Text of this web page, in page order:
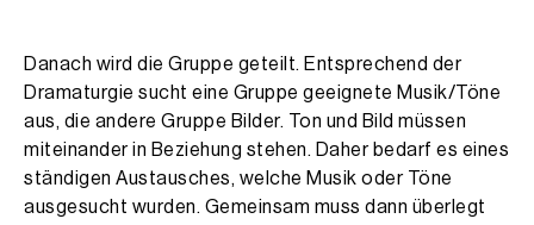
Danach wird die Gruppe geteilt. Entsprechend der
Dramaturgie sucht eine Gruppe geeignete Musik/Töne
aus, die andere Gruppe Bilder. Ton und Bild müssen
miteinander in Beziehung stehen. Daher bedarf es eines
ständigen Austausches, welche Musik oder Töne
ausgesucht wurden. Gemeinsam muss dann überlegt